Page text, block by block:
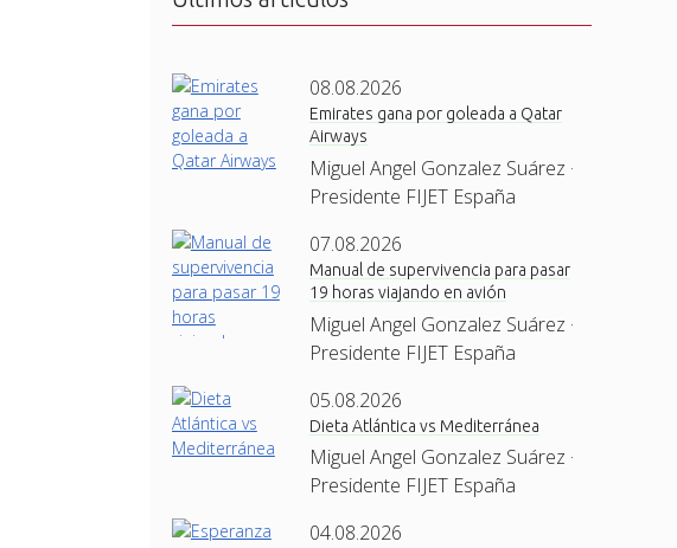
08.08.2026
Emirates gana por goleada a Qatar
Airways
Miguel Angel Gonzalez Suárez ·
Presidente FIJET España
07.08.2026
Manual de supervivencia para pasar
19 horas viajando en avión
Miguel Angel Gonzalez Suárez ·
Presidente FIJET España
05.08.2026
Dieta Atlántica vs Mediterránea
Miguel Angel Gonzalez Suárez ·
Presidente FIJET España
04.08.2026